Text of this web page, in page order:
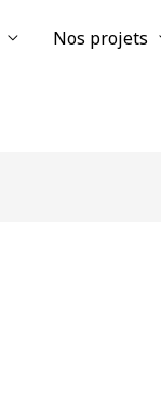
Nos projets